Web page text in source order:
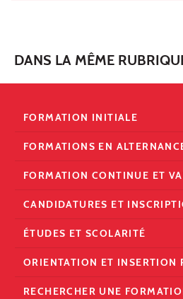
DANS LA MÊME
FORMATION INITIALE
FORMATIONS EN
FORMATION CONTINUE ET
CANDIDATURES ET
ÉTUDES ET SCOLARITÉ
ORIENTATION ET INSERTION
RECHERCHER UNE